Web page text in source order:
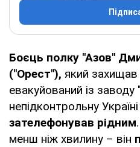
Боєць полку "Азов"
("Орест"), який
евакуйований із
непідконтрольну
зателефонував рідним
менш ніж хвилину – він